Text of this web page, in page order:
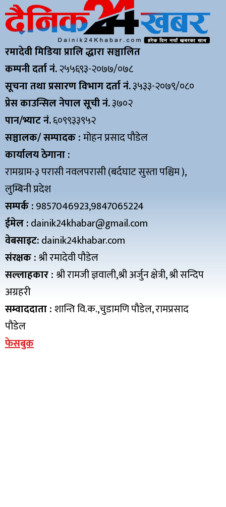
रमादेवी मिडिया प्रालि द्धारा सञ्चालित
कम्पनी दर्ता नं.२५५६९३-२०७७/०७८
सूचना तथा प्रसारण विभाग दर्ता नं.३५३३-२०७९/०८०
प्रेस काउन्सिल नेपाल सूची नं.३७०२
पान/भ्याट नं.६०९९३३९५२
सञ्चालक/ सम्पादक :मोहन प्रसाद पौडेल
कार्यालय ठेगाना :
रामग्राम-३ परासी नवलपरासी (बर्दघाट सुस्ता पश्चिम ),
लुम्बिनी प्रदेश
सम्पर्क :9857046923,9847065224
ईमेल :dainik24khabar@gmail.com
वेबसाइट:dainik24khabar.com
संरक्षक :श्री रमादेवी पौडेल
सल्लाहकार :श्री रामजी ज्ञवाली,श्री अर्जुन क्षेत्री, श्री सन्दिप
अग्रहरी
सम्वाददाता :शान्ति वि.क.,चुडामणि पौडेल, रामप्रसाद
पौडेल
फेसबुक